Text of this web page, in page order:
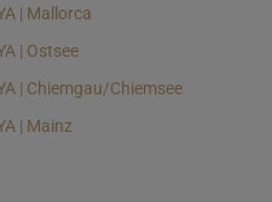
| Mallorca
| Ostsee
| Chiemgau/Chiemsee
| Mainz